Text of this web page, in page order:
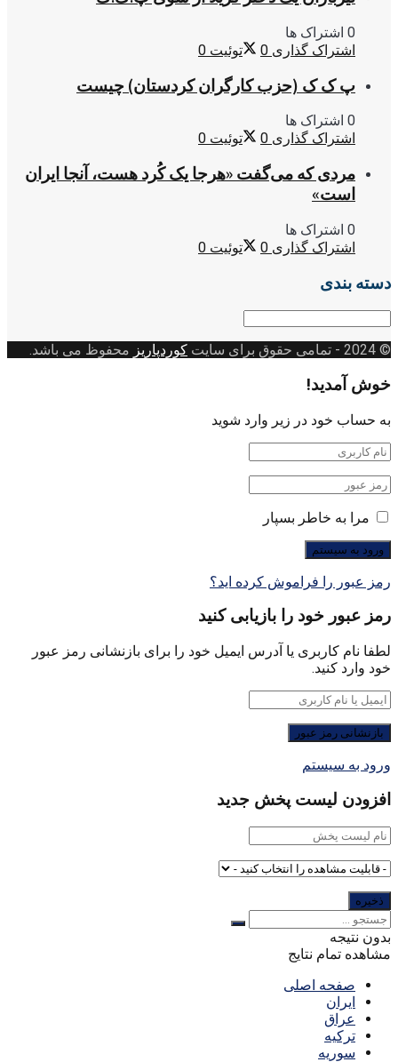
0 اشتراک ها
اشتراک گذاری 0 توئیت 0
پ ک ک (حزب کارگران کردستان) چیست
0 اشتراک ها
اشتراک گذاری 0 توئیت 0
مردی که می‌گفت «هرجا یک کُرد هست، آنجا ایران
است»
0 اشتراک ها
اشتراک گذاری 0 توئیت 0
دسته بندی
© 2024
- تمامی حقوق برای سایت کوردپاریز محفوظ می باشد.
خوش آمدید!
به حساب خود در زیر وارد شوید
مرا به خاطر بسپار
رمز عبور را فراموش کرده اید؟
رمز عبور خود را بازیابی کنید
لطفا نام کاربری یا آدرس ایمیل خود را برای بازنشانی رمز عبور
خود وارد کنید.
ورود به سیستم
افزودن لیست پخش جدید
بدون نتیجه
مشاهده تمام نتایج
صفحه اصلی
ایران
عراق
ترکیه
سوریه